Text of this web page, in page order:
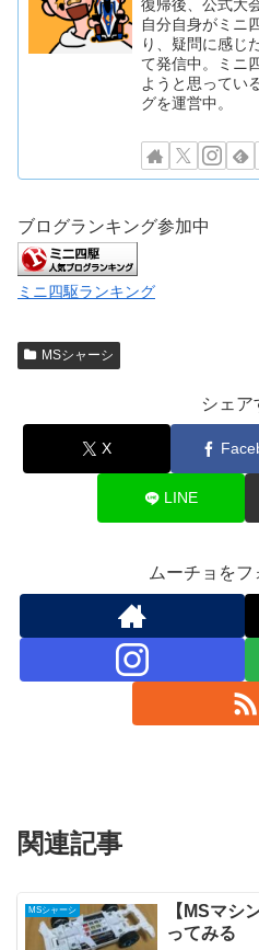
復帰後、公式大
自分自身がミニ
り、疑問に感じ
て発信中。ミニ
ようと思ってい
グを運営中。
ブログランキング参加中
ミニ四駆ランキング
MSシャーシ
シェア
X
LINE
ムーチョをフ
関連記事
MSシャーシ
【MSマシ
ってみる